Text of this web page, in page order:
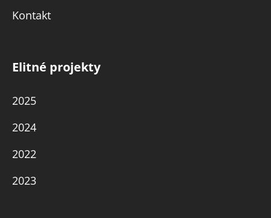
Kontakt
Elitné projekty
2025
2024
2022
2023